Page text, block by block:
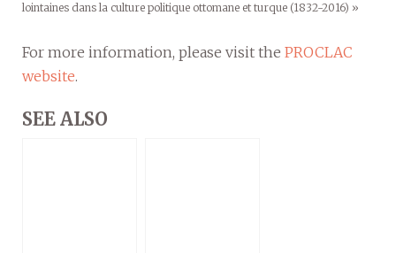
lointaines dans la culture politique ottomane et turque (1832-2016) »
For more information, please visit the PROCLAC
website.
SEE ALSO